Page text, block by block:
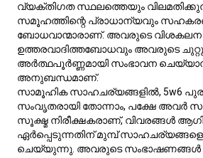
ശക്തമായ ആഗ്രഹം എന്നിവയാൽ
പലപ്പോഴും തന്ത്രപരമായ ആസൂത്രണം,
എന്നിവ ആവശ്യമായ വേഷങ്ങൾ
നയിക്കുന്നു. നായകരായി, അവർ ഒരു
ബുദ്ധിയായി സേവിക്കാം,
വഴികാട്ടാൻ അവരുടെ സൂക്ഷ്മമായ
ഉപയോഗിക്കുന്നു. മറുവശത്ത്, അവർ
ഭയന്നുകൊണ്ട്, കപടമായോ
പെരുമാറ്റങ്ങളിലേക്ക് നയിക്കുന്ന ദുഷ്ട
ഉൾക്കൊള്ളുകയും ചെയ്യാം.
ദുരൂഹമായ എതിരാളികളായോ, 5w6